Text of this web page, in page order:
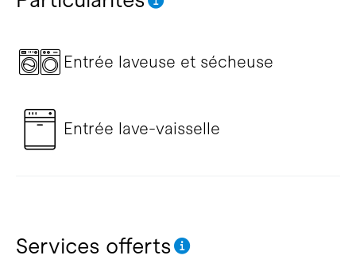
Entrée laveuse et sécheuse
Entrée lave-vaisselle
Services offerts